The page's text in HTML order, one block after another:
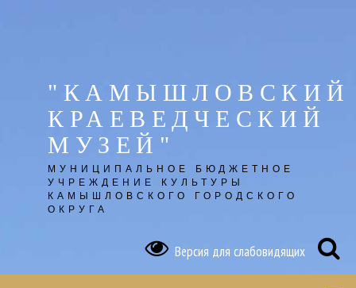
"КАМЫШЛОВСКИЙ
КРАЕВЕДЧЕСКИЙ
МУЗЕЙ"
МУНИЦИПАЛЬНОЕ БЮДЖЕТНОЕ
УЧРЕЖДЕНИЕ КУЛЬТУРЫ
КАМЫШЛОВСКОГО ГОРОДСКОГО
ОКРУГА
Версия для слабовидящих